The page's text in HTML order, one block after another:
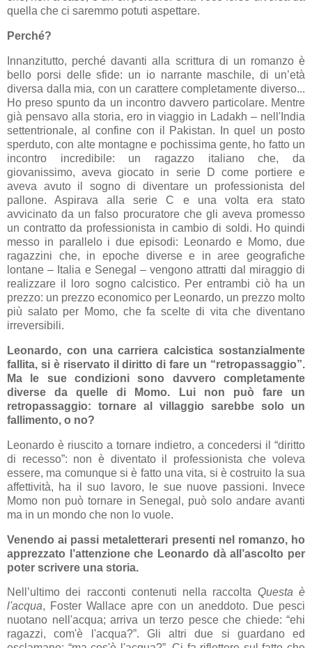
quella che ci saremmo potuti aspettare.
Perché?
Innanzitutto, perché davanti alla scrittura di un romanzo è
bello porsi delle sfide: un io narrante maschile, di un’età
diversa dalla mia, con un carattere completamente diverso...
Ho preso spunto da un incontro davvero particolare. Mentre
già pensavo alla storia, ero in viaggio in Ladakh – nell'India
settentrionale, al confine con il Pakistan. In quel un posto
sperduto, con alte montagne e pochissima gente, ho fatto un
incontro incredibile: un ragazzo italiano che, da
giovanissimo, aveva giocato in serie D come portiere e
aveva avuto il sogno di diventare un professionista del
pallone. Aspirava alla serie C e una volta era stato
avvicinato da un falso procuratore che gli aveva promesso
un contratto da professionista in cambio di soldi. Ho quindi
messo in parallelo i due episodi: Leonardo e Momo, due
ragazzini che, in epoche diverse e in aree geografiche
lontane – Italia e Senegal – vengono attratti dal miraggio di
realizzare il loro sogno calcistico. Per entrambi ciò ha un
prezzo: un prezzo economico per Leonardo, un prezzo molto
più salato per Momo, che fa scelte di vita che diventano
irreversibili.
Leonardo, con una carriera calcistica sostanzialmente
fallita, si è riservato il diritto di fare un “retropassaggio”.
Ma le sue condizioni sono davvero completamente
diverse da quelle di Momo. Lui non può fare un
retropassaggio: tornare al villaggio sarebbe solo un
fallimento, o no?
Leonardo è riuscito a tornare indietro, a concedersi il “diritto
di recesso”: non è diventato il professionista che voleva
essere, ma comunque si è fatto una vita, si è costruito la sua
affettività, ha il suo lavoro, le sue nuove passioni. Invece
Momo non può tornare in Senegal, può solo andare avanti
ma in un mondo che non lo vuole.
Venendo ai passi metaletterari presenti nel romanzo, ho
apprezzato l’attenzione che Leonardo dà all’ascolto per
poter scrivere una storia.
Nell’ultimo dei racconti contenuti nella raccolta Questa è
l'acqua, Foster Wallace apre con un aneddoto. Due pesci
nuotano nell'acqua; arriva un terzo pesce che chiede: “ehi
ragazzi, com'è l'acqua?”. Gli altri due si guardano ed